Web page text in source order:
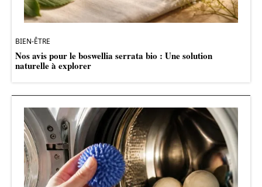
BIEN-ÊTRE
Nos avis pour le boswellia serrata bio : Une solution
naturelle à explorer